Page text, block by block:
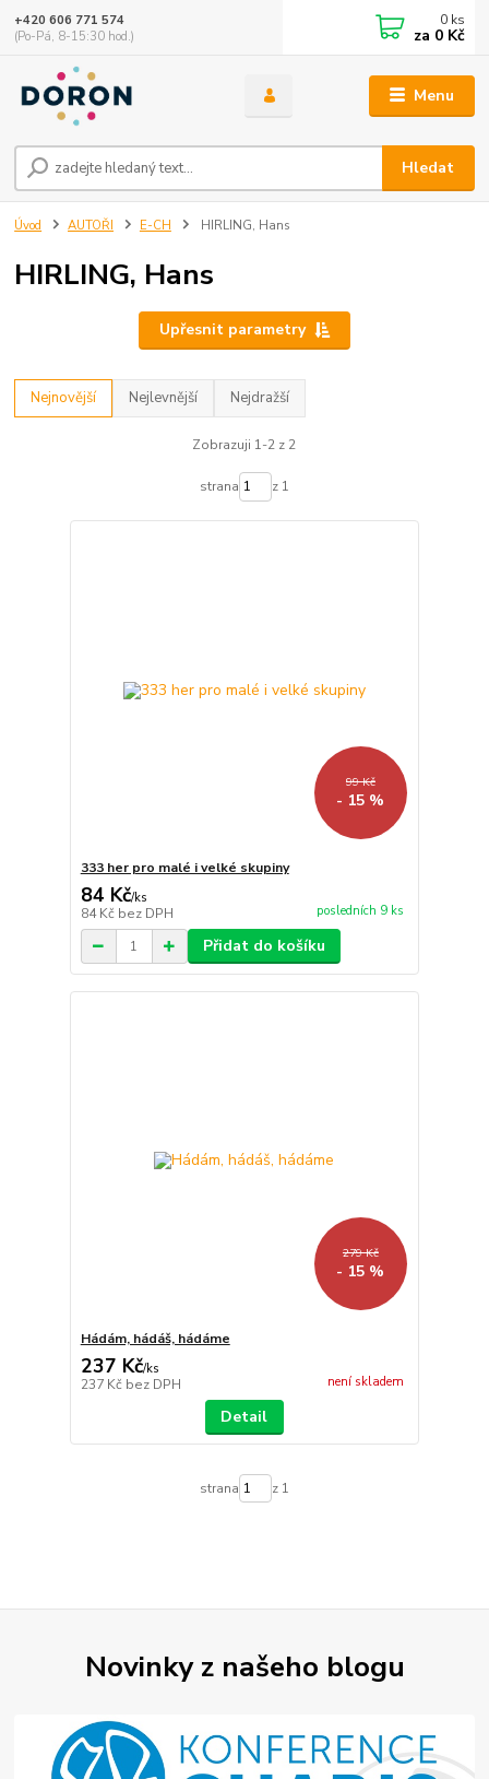
Menu
Hledat
+420 606 771 574
(Po-Pá, 8-15:30 hod.)
0 ks
za 0 Kč
Úvod AUTOŘI E-CH HIRLING, Hans
HIRLING, Hans
Upřesnit parametry
Nejnovější Nejlevnější Nejdražší
Zobrazuji 1-2 z 2
strana z 1
99 Kč
- 15 %
333 her pro malé i velké skupiny
84 Kč/ks
84 Kč bez DPH posledních 9 ks
Přidat do košíku
279 Kč
- 15 %
Hádám, hádáš, hádáme
237 Kč/ks
237 Kč bez DPH není skladem
Detail
strana z 1
Novinky z našeho blogu